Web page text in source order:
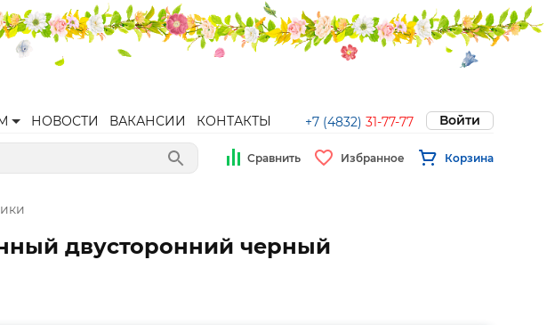
НОВОСТИ ВАКАНСИИ КОНТАКТЫ +7 (4832) 31-77-77 Войти
Сравнить Избранное Корзина
двусторонний черный